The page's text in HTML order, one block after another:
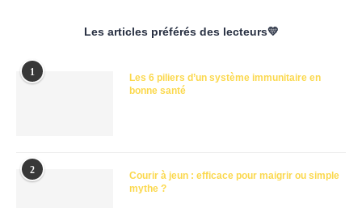
Les articles préférés des lecteurs💛
1
Les 6 piliers d’un système immunitaire en
bonne santé
2
Courir à jeun : efficace pour maigrir ou simple
mythe ?